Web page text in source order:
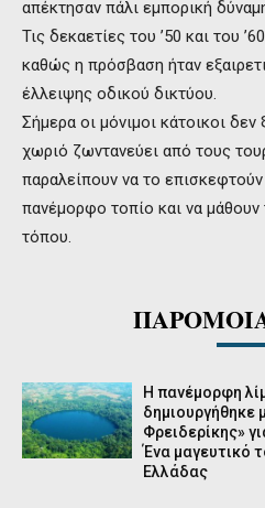
απέκτησαν πάλι εμπορική
Τις δεκαετίες του ’50 και του
καθώς η πρόσβαση ήταν
έλλειψης οδικού δικτύου.
Σήμερα οι μόνιμοι κάτοικοι
χωριό ζωντανεύει από τους
παραλείπουν να το
πανέμορφο τοπίο και να μάθουν
τόπου.
Η πανέμορφη
δημιουργήθηκε
Φρειδερίκης»
Ένα μαγευτικό
Ελλάδας